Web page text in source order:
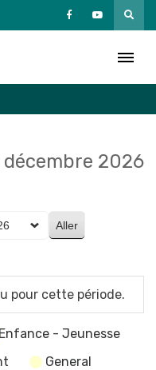
2026
pour cette période.
Enfance - Jeunesse
General